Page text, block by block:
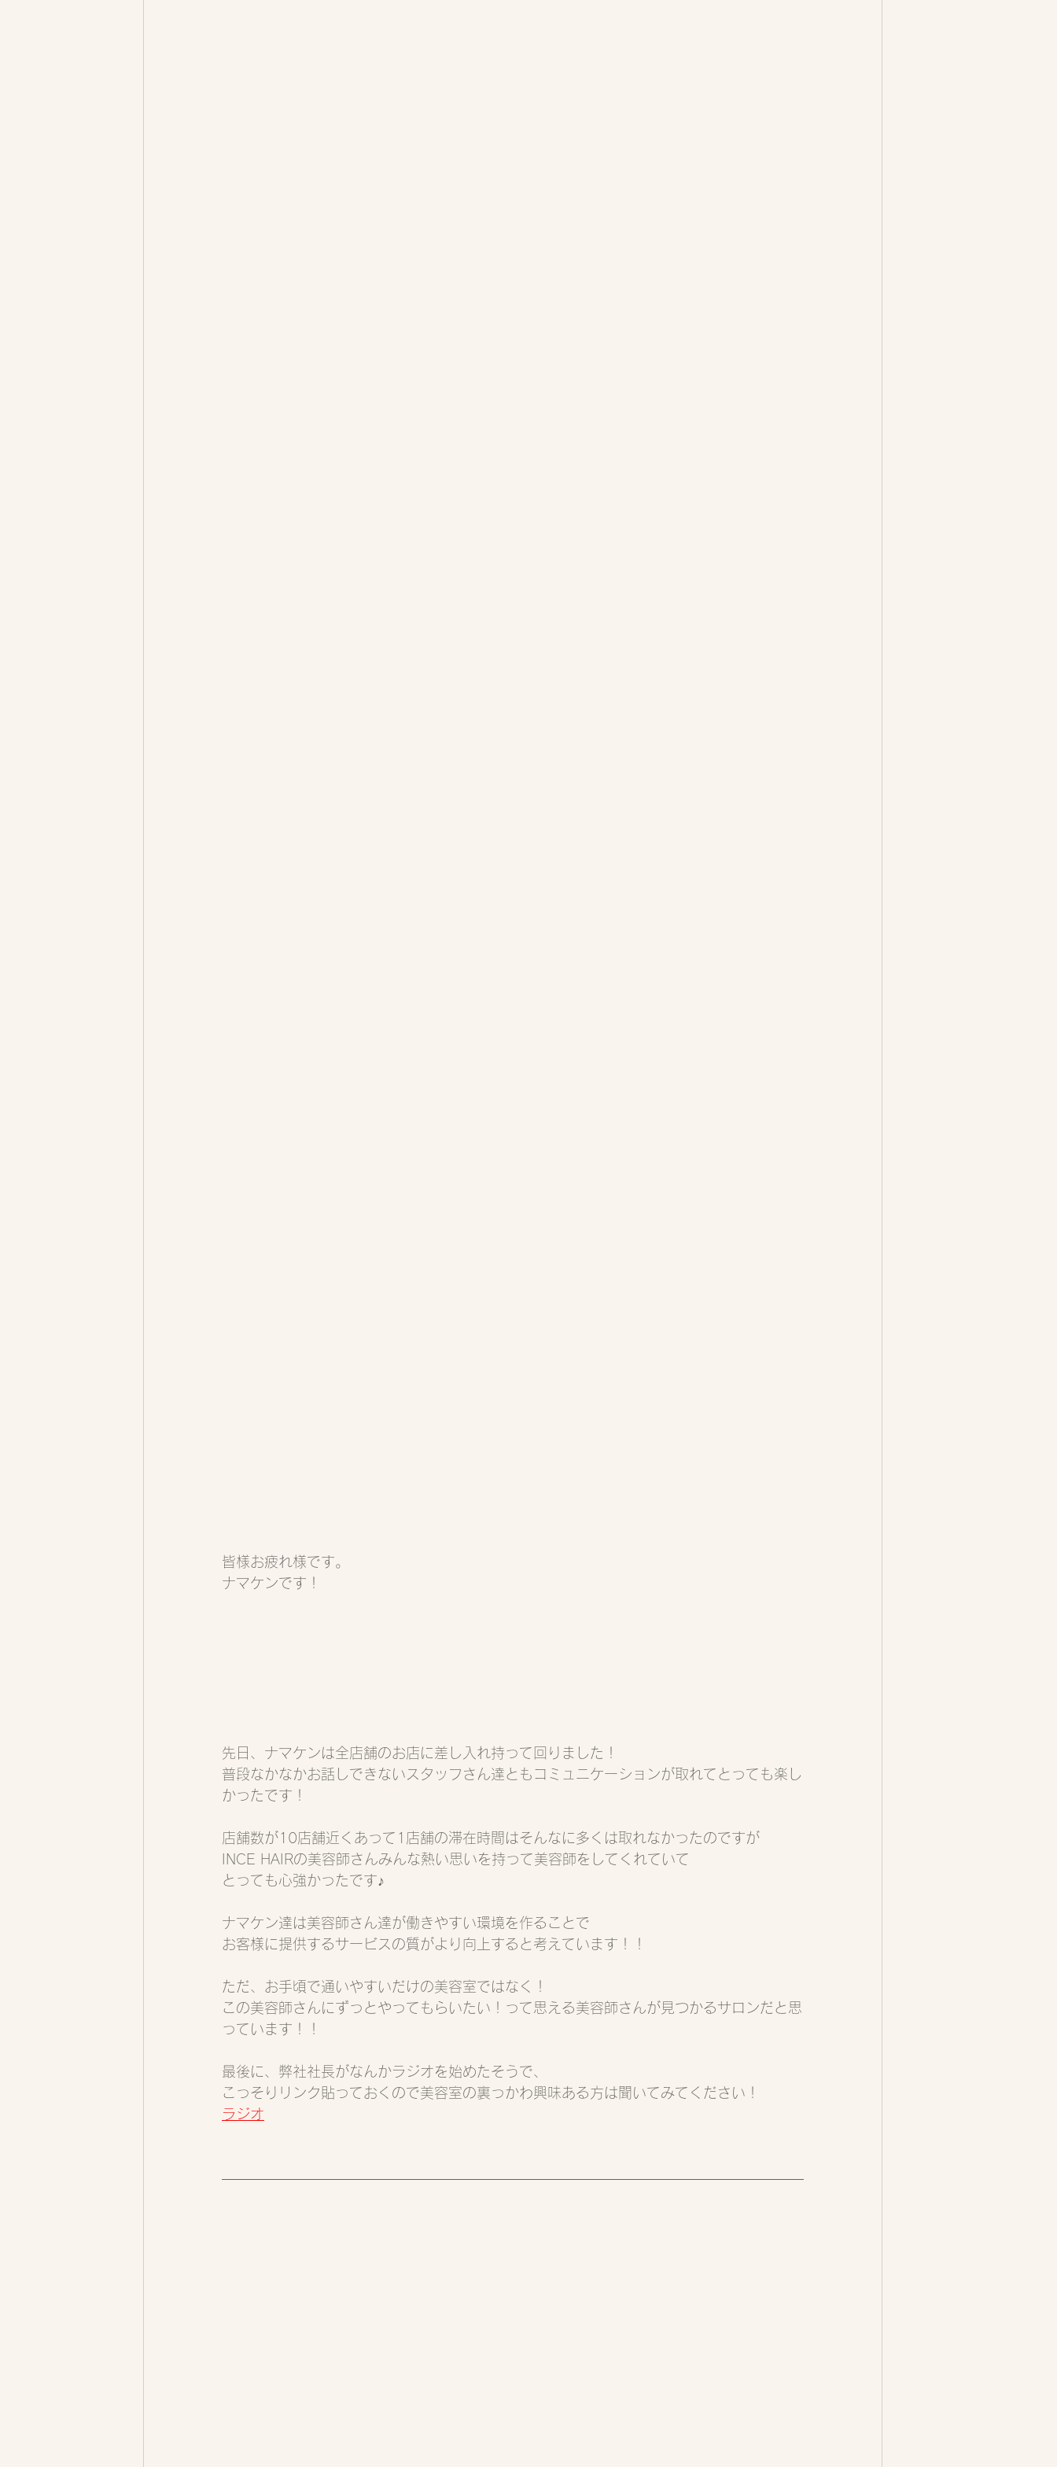
皆様お疲れ様です。
ナマケンです！
先日、ナマケンは全店舗のお店に差し入れ持って回りました！
普段なかなかお話しできないスタッフさん達ともコミュニケーションが取れてとっても楽し
かったです！
店舗数が10店舗近くあって1店舗の滞在時間はそんなに多くは取れなかったのですが
INCE HAIRの美容師さんみんな熱い思いを持って美容師をしてくれていて
とっても心強かったです♪
ナマケン達は美容師さん達が働きやすい環境を作ることで
お客様に提供するサービスの質がより向上すると考えています！！
ただ、お手頃で通いやすいだけの美容室ではなく！
この美容師さんにずっとやってもらいたい！って思える美容師さんが見つかるサロンだと思
っています！！
最後に、弊社社長がなんかラジオを始めたそうで、
こっそりリンク貼っておくので美容室の裏っかわ興味ある方は聞いてみてください！
ラジオ